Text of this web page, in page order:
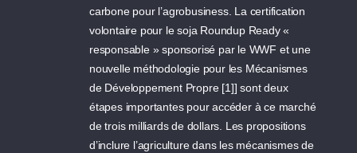
carbone pour l’agrobusiness. La certification
volontaire pour le soja Roundup Ready «
responsable » sponsorisé par le WWF et une
nouvelle méthodologie pour les Mécanismes
de Développement Propre [1]] sont deux
étapes importantes pour accéder à ce marché
de trois milliards de dollars. Les propositions
d’inclure l’agriculture dans les mécanismes de